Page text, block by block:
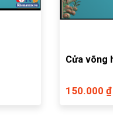
Cửa võng
150.000 ₫